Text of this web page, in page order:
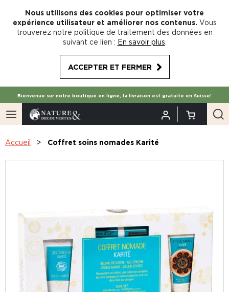
Nous utilisons des cookies pour optimiser votre
expérience utilisateur et améliorer nos contenus. Vous
trouverez notre politique de traitement des données en
suivant ce lien : En savoir plus
ACCEPTER ET FERMER
Bienvenue sur notre boutique en ligne, la livraison est gratuite en Suisse!
Accueil Coffret soins nomades Karité